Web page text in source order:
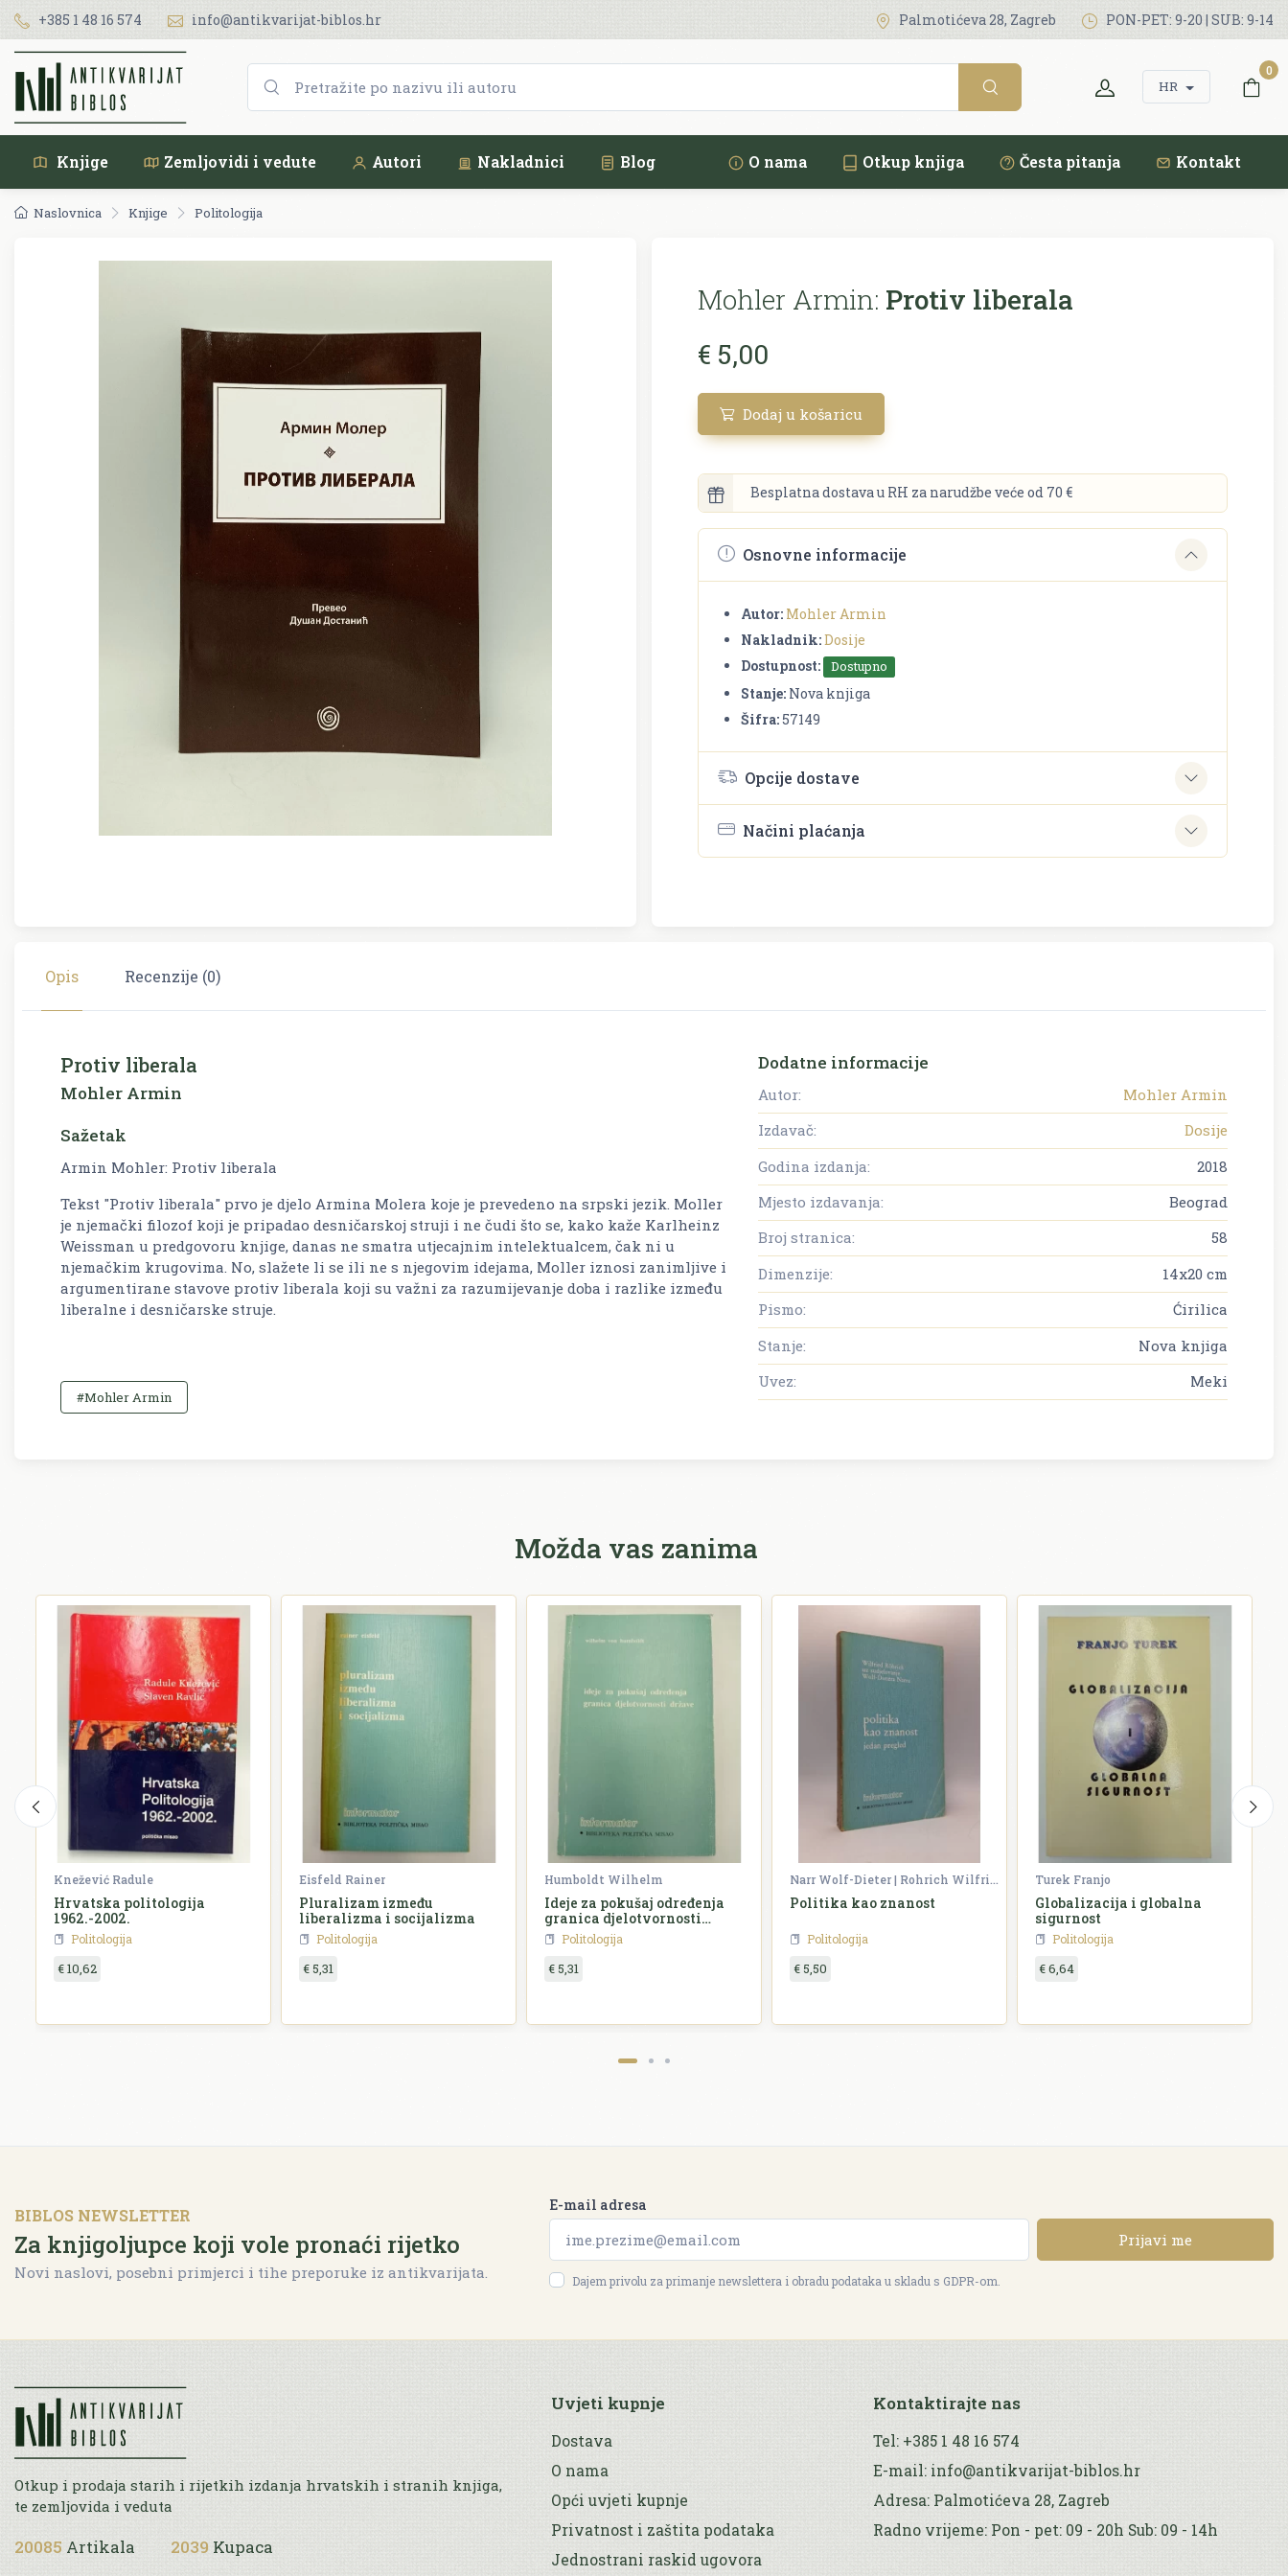
+385 1 48 16 574 info@antikvarijat-biblos.hr Palmotićeva 28, Zagreb PON-PET: 9-20 | SUB: 9-14
HR
0
Knjige Zemljovidi i vedute Autori Nakladnici Blog O nama Otkup knjiga Česta pitanja Kontakt
Naslovnica Knjige Politologija
Mohler Armin: Protiv liberala
€ 5,00
Dodaj u košaricu
Besplatna dostava u RH za narudžbe veće od 70 €
Osnovne informacije
Autor: Mohler Armin
Nakladnik:Dosije
Dostupnost:
Dostupno
Stanje: Nova knjiga
Šifra:57149
Opcije dostave
Načini plaćanja
Opis Recenzije (0)
Protiv liberala
Mohler Armin
Sažetak
Armin Mohler: Protiv liberala
Tekst "Protiv liberala" prvo je djelo Armina Molera koje je prevedeno na srpski jezik. Moller
je njemački filozof koji je pripadao desničarskoj struji i ne čudi što se, kako kaže Karlheinz
Weissman u predgovoru knjige, danas ne smatra utjecajnim intelektualcem, čak ni u
njemačkim krugovima. No, slažete li se ili ne s njegovim idejama, Moller iznosi zanimljive i
argumentirane stavove protiv liberala koji su važni za razumijevanje doba i razlike između
liberalne i desničarske struje.
#Mohler Armin
Dodatne informacije
Autor:
Mohler Armin
Izdavač:
Dosije
Godina izdanja:
2018
Mjesto izdavanja:
Beograd
Broj stranica:
58
Dimenzije:
14x20 cm
Pismo:
Ćirilica
Stanje:
Nova knjiga
Uvez:
Meki
Možda vas zanima
Knežević Radule
Hrvatska politologija
1962.-2002.
Politologija
€ 10,62
Eisfeld Rainer
Pluralizam između
liberalizma i socijalizma
Politologija
€ 5,31
Humboldt Wilhelm
Ideje za pokušaj određenja
granica djelotvornosti
države
Politologija
€ 5,31
Narr Wolf-Dieter | Rohrich Wilfried
Politika kao znanost
Politologija
€ 5,50
Turek Franjo
Globalizacija i globalna
sigurnost
Politologija
€ 6,64
BIBLOS NEWSLETTER
Za knjigoljupce koji vole pronaći rijetko
Novi naslovi, posebni primjerci i tihe preporuke iz antikvarijata.
E-mail adresa
Prijavi me
Dajem privolu za primanje newslettera i obradu podataka u skladu s GDPR-om.
Otkup i prodaja starih i rijetkih izdanja hrvatskih i stranih knjiga,
te zemljovida i veduta
20085 Artikala 2039 Kupaca
Uvjeti kupnje
Dostava
O nama
Opći uvjeti kupnje
Privatnost i zaštita podataka
Jednostrani raskid ugovora
Kontaktirajte nas
Tel: +385 1 48 16 574
E-mail: info@antikvarijat-biblos.hr
Adresa: Palmotićeva 28, Zagreb
Radno vrijeme: Pon - pet: 09 - 20h Sub: 09 - 14h